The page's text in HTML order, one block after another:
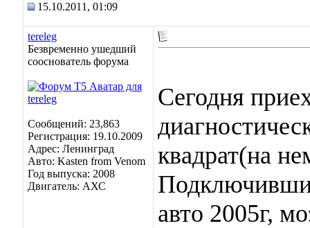
15.10.2011, 01:09
tereleg
Безвременно ушедший
сооснователь форума
Сообщений: 23,863
Регистрация: 19.10.2009
Адрес: Ленинград
Авто: Kasten from Venom
Год выпуска: 2008
Двигатель: АХС
Сегодня
квадрат(на
авто 2005г,